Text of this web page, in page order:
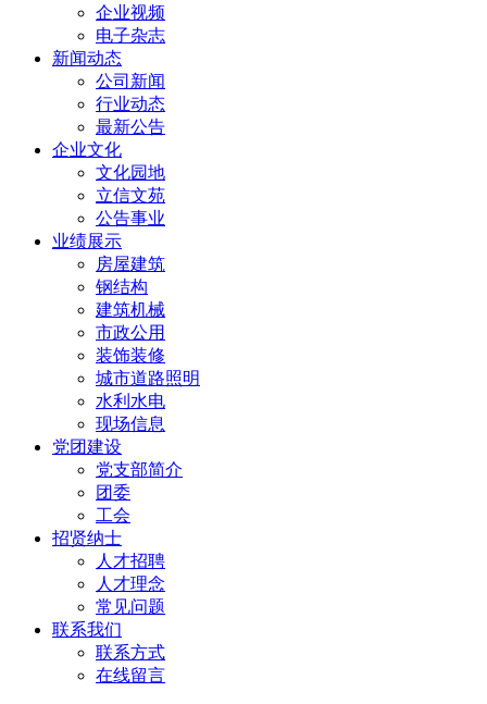
企业视频
电子杂志
新闻动态
公司新闻
行业动态
最新公告
企业文化
文化园地
立信文苑
公告事业
业绩展示
房屋建筑
钢结构
建筑机械
市政公用
装饰装修
城市道路照明
水利水电
现场信息
党团建设
党支部简介
团委
工会
招贤纳士
人才招聘
人才理念
常见问题
联系我们
联系方式
在线留言